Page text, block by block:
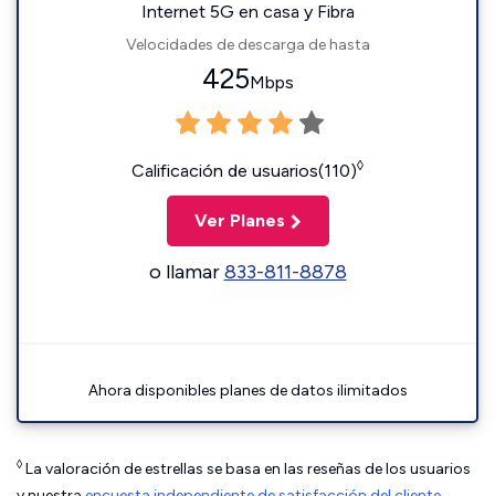
Internet 5G en casa y Fibra
Velocidades de descarga de hasta
425Mbps
Calificación de usuarios(110)◊
Ver Planes
o llamar833-811-8878
Ahora disponibles planes de datos ilimitados
◊ La valoración de estrellas se basa en las reseñas de los usuarios